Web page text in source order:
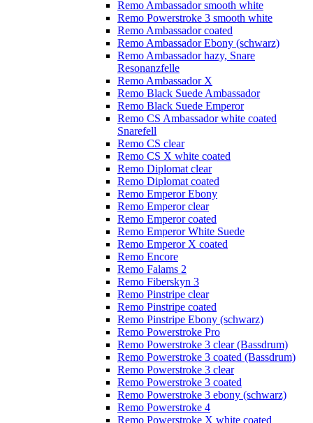
Remo Ambassador smooth white
Remo Powerstroke 3 smooth white
Remo Ambassador coated
Remo Ambassador Ebony (schwarz)
Remo Ambassador hazy, Snare
Resonanzfelle
Remo Ambassador X
Remo Black Suede Ambassador
Remo Black Suede Emperor
Remo CS Ambassador white coated
Snarefell
Remo CS clear
Remo CS X white coated
Remo Diplomat clear
Remo Diplomat coated
Remo Emperor Ebony
Remo Emperor clear
Remo Emperor coated
Remo Emperor White Suede
Remo Emperor X coated
Remo Encore
Remo Falams 2
Remo Fiberskyn 3
Remo Pinstripe clear
Remo Pinstripe coated
Remo Pinstripe Ebony (schwarz)
Remo Powerstroke Pro
Remo Powerstroke 3 clear (Bassdrum)
Remo Powerstroke 3 coated (Bassdrum)
Remo Powerstroke 3 clear
Remo Powerstroke 3 coated
Remo Powerstroke 3 ebony (schwarz)
Remo Powerstroke 4
Remo Powerstroke X white coated